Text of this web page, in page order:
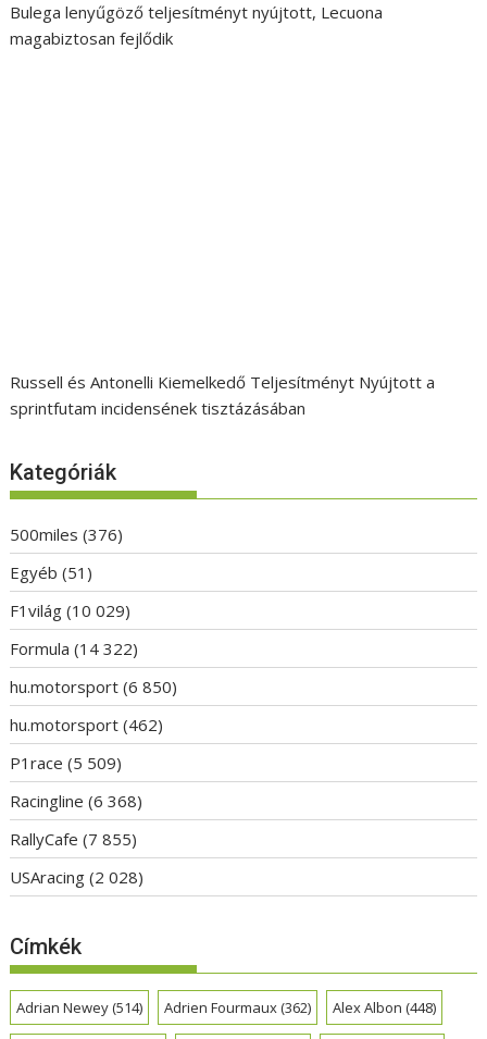
Bulega lenyűgöző teljesítményt nyújtott, Lecuona
magabiztosan fejlődik
Russell és Antonelli Kiemelkedő Teljesítményt Nyújtott a
sprintfutam incidensének tisztázásában
Kategóriák
500miles (376)
Egyéb (51)
F1világ (10 029)
Formula (14 322)
hu.motorsport (6 850)
hu.motorsport (462)
P1race (5 509)
Racingline (6 368)
RallyCafe (7 855)
USAracing (2 028)
Címkék
Adrian Newey(514) Adrien Fourmaux(362) Alex Albon (448)